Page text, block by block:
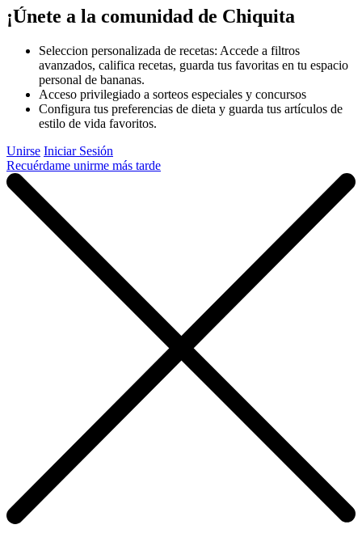
¡Únete a la comunidad de Chiquita
Seleccion personalizada de recetas: Accede a filtros
avanzados, califica recetas, guarda tus favoritas en tu espacio
personal de bananas.
Acceso privilegiado a sorteos especiales y concursos
Configura tus preferencias de dieta y guarda tus artículos de
estilo de vida favoritos.
Unirse Iniciar Sesión
Recuérdame unirme más tarde